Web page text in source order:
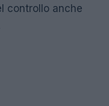
controllo anche